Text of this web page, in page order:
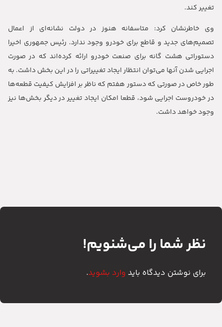
تغییر کند.
وی خاطرنشان کرد: متاسفانه هنوز در دولت نشانه‌ای از اعمال
تصمیم‌های جدید و قاطع برای خودرو وجود ندارد. رئیس جمهوری اخیرا
دستوراتی هشت گانه برای صنعت خودرو ارائه کرده‌اند که در صورت
اجرایی شدن آنها می‌توان انتظار ایجاد تغییراتی را در این بخش داشت. به
طور خاص در صورتی که دستور هفتم که ناظر بر افزایش کیفیت قطعه‌ها
در خودروست اجرایی شود، قطعا امکان ایجاد تغییر در دیگر بخش‌ها نیز
وجود خواهد داشت.
نظر شما را می‌شنویم!
برای نوشتن دیدگاه باید وارد بشوید.